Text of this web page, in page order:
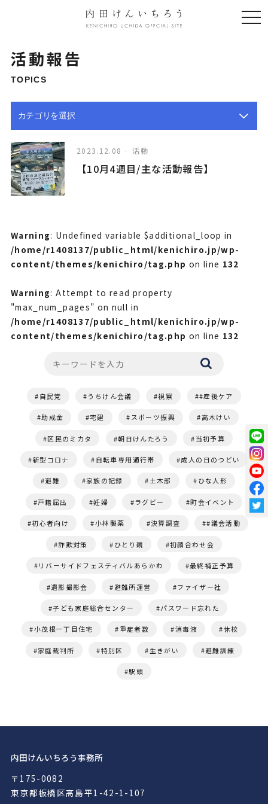
活動報告
TOPICS
2023.12.08 活動
【10月4週目/主な活動報告】
Warning: Undefined variable $additional_loop in
/home/r1408137/public_html/kenichiro.jp/wp-
content/themes/kenichiro/tag.php on line 132
Warning: Attempt to read property
"max_num_pages" on null in
/home/r1408137/public_html/kenichiro.jp/wp-
content/themes/kenichiro/tag.php on line 132
自民党 うちけん会議 視察 #産後ケア
助成金 宅建 スポーツ振興 高木けい
区民のミカタ 朝日けんたろう 当初予算
新型コロナ 自転車専用通行帯 成人の日のつどい
避難 家族の記録 土木部 ひな人形
戸籍届出 妊婦 ラグビー 町会イベント
初心者向け 小林製薬 決算調査 #議会活動
詐欺対策 ひとり親 初顔合わせ会
リバーサイドフェスティバルあらかわ 最終補正予算
遺影撮影会 避難所運営 ファイザー社
子ども家庭総合センター パスワード忘れた
小茂根一丁目住宅 重症者数 消毒液 休校
家庭裁判所 特別区 生きがい 避難訓練
駅頭
内田けんいちろう事務所
〒175-0082
東京都板橋区高島平1-42-1-107